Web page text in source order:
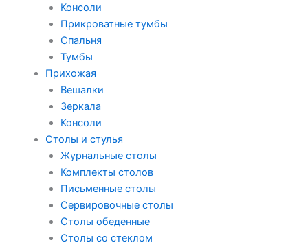
Консоли
Прикроватные тумбы
Спальня
Тумбы
Прихожая
Вешалки
Зеркала
Консоли
Столы и стулья
Журнальные столы
Комплекты столов
Письменные столы
Сервировочные столы
Столы обеденные
Столы со стеклом